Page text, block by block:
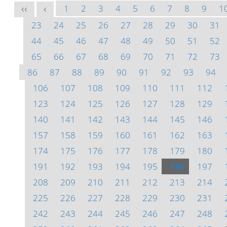
<< < 1 2 3 4 5 6 7 8 9
23
24 25 26 27 28 29 30
31
44
45 46 47 48 49 50 51
52
65
66 67 68 69 70 71 72
73
86
87 88 89 90 91 92 93
94
106
107 108 109 110 111 112
123
124 125 126 127 128 129
140
141 142 143 144 145 146
157
158 159 160 161 162 163
174
175 176 177 178 179 180
191
192 193 194 195 196 197
208
209 210 211 212 213 214
225
226 227 228 229 230 231
242
243 244 245 246 247 248